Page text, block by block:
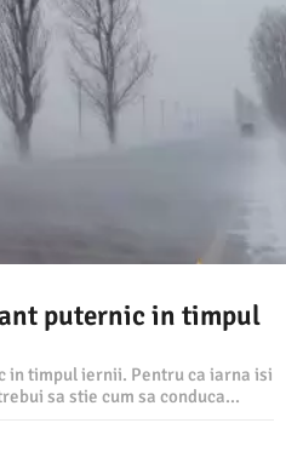
puternic in timpul
in timpul iernii. Pentru ca iarna isi
sa stie cum sa conduca...